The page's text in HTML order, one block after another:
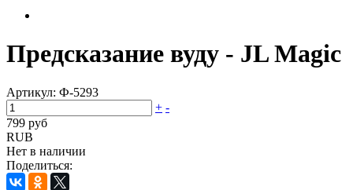
Предсказание вуду - JL Magic
Артикул: Ф-5293
+ -
799 руб
RUB
Нет в наличии
Поделиться: